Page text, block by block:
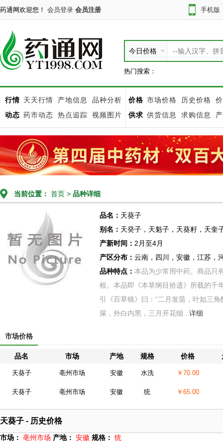
药通网欢迎您！ 会员登录 会员注册 手机版
今日价格
热门搜索：
行情 天天行情 产地信息
品种分析
动态 药市动态 热点追踪 视频图片
价格 市场价格 历史价格
供求 供货信息 求购信息
当前位置： 首页 > 品种详细
品名： 天葵子
别名： 天癸子，天魁子，天葵籽，天奎
产新时间： 2月至4月
产区分布： 云南，四川，安徽，江苏，
品种特点： 本品为少常用中药。商品只
根。本品即《本草纲目拾遗》所载的千
引《百草镜》曰：“二月发苗，叶如三
屎，外白内黑，三月开花细... 详细
市场价格
品名 市场 产地 规格 价格
天葵子 亳州市场 安徽 水洗 ￥70.00
天葵子 亳州市场 安徽 统 ￥65.00
天葵子 - 历史价格
市场： 亳州市场 产地： 安徽 规格： 统